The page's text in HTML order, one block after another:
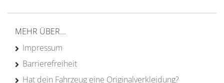
MEHR ÜBER...
Impressum
Barrierefreiheit
Hat dein Fahrzeug eine Originalverkleidung?